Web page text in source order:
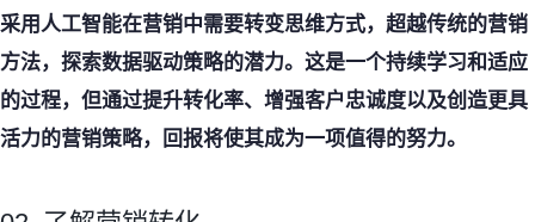
采用人工智能在营销中需要转变思维方式，超越传统的营销
方法，探索数据驱动策略的潜力。这是一个持续学习和适应
的过程，但通过提升转化率、增强客户忠诚度以及创造更具
活力的营销策略，回报将使其成为一项值得的努力。